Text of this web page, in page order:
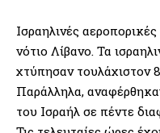
Ισραηλινές
νότιο Λίβανο. Τα
χτύπησαν τουλάχιστον
Παράλληλα,
του Ισραήλ σε πέντε